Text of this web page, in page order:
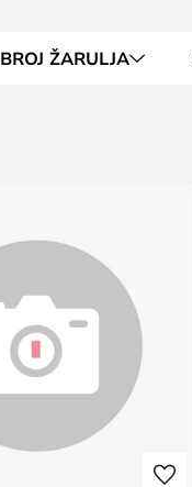
BROJ ŽARULJA